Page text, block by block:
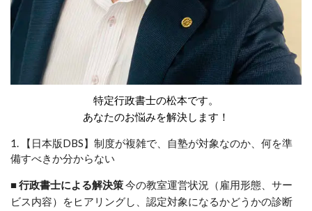
特定行政書士の松本です。
あなたのお悩みを解決します！​
1. 【日本版DBS】制度が複雑で、自塾が対象なのか、何を準
備すべきか分からない
■ 行政書士による解決策今の教室運営状況（雇用形態、サー
ビス内容）をヒアリングし、認定対象になるかどうかの診断